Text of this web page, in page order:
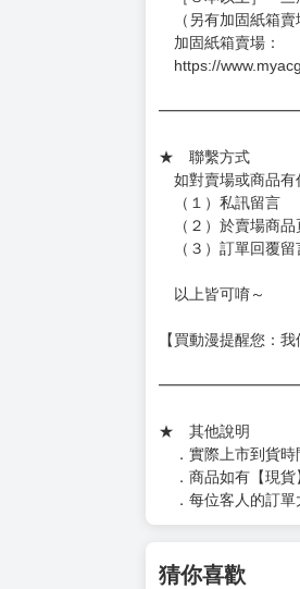
．已上市且非現貨
－每週四～日下
－每週一～三下
★ 賣場出貨方式
［１～２本書］三
［３～７本書］三
［８本以上］ 三
（另有加固紙箱賣
https://
（１）私訊留言
（２）於賣場商品
（３）訂單回覆留
【買動漫提醒您：